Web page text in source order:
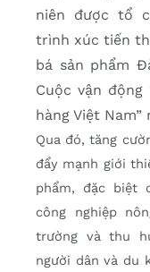
niên được tổ
trình xúc tiến
bá sản phẩm
Cuộc vận
hàng Việt Nam”
Qua đó, tăng
đẩy mạnh giới
phẩm, đặc biệt
công nghiệp
trường và thu
người dân và du